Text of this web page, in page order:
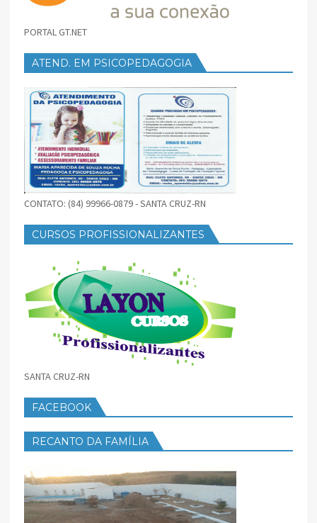
PORTAL GT.NET
ATEND. EM PSICOPEDAGOGIA
CONTATO: (84) 99966-0879 - SANTA CRUZ-RN
CURSOS PROFISSIONALIZANTES
SANTA CRUZ-RN
FACEBOOK
RECANTO DA FAMÍLIA